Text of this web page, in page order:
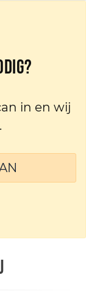
in en wij